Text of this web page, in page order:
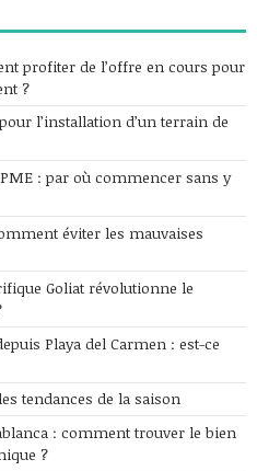
profiter de l’offre en cours pour
?
l’installation d’un terrain de
: par où commencer sans y
éviter les mauvaises
Goliat révolutionne le
Playa del Carmen : est-ce
tendances de la saison
: comment trouver le bien
?